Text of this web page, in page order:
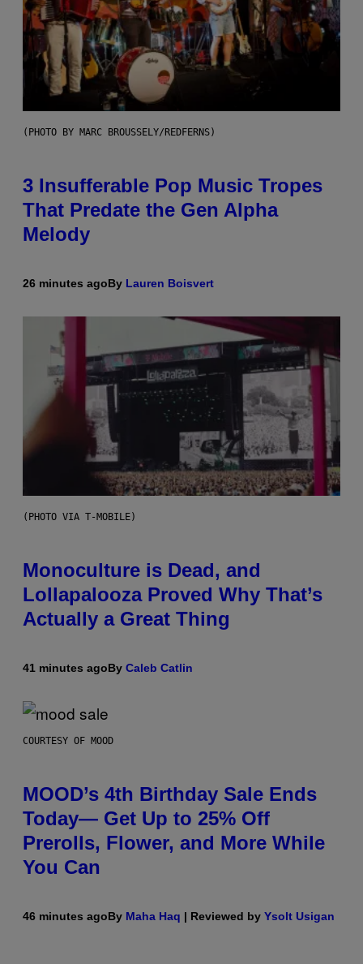
(PHOTO BY MARC BROUSSELY/REDFERNS)
3 Insufferable Pop Music Tropes
That Predate the Gen Alpha
Melody
26 minutes agoBy Lauren Boisvert
(PHOTO VIA T-MOBILE)
Monoculture is Dead, and
Lollapalooza Proved Why That’s
Actually a Great Thing
41 minutes agoBy Caleb Catlin
COURTESY OF MOOD
MOOD’s 4th Birthday Sale Ends
Today— Get Up to 25% Off
Prerolls, Flower, and More While
You Can
46 minutes agoBy Maha Haq | Reviewed by Ysolt Usigan